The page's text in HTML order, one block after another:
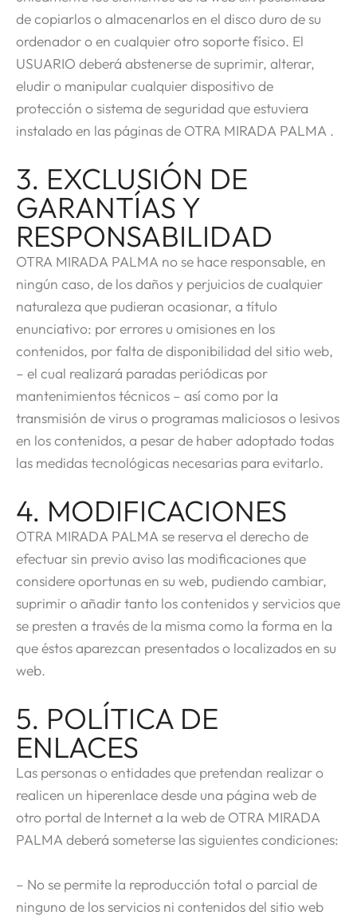
de copiarlos o almacenarlos en el disco duro de su
ordenador o en cualquier otro soporte físico. El
USUARIO deberá abstenerse de suprimir, alterar,
eludir o manipular cualquier dispositivo de
protección o sistema de seguridad que estuviera
instalado en las páginas de OTRA MIRADA PALMA .
3. EXCLUSIÓN DE
GARANTÍAS Y
RESPONSABILIDAD
OTRA MIRADA PALMA no se hace responsable, en
ningún caso, de los daños y perjuicios de cualquier
naturaleza que pudieran ocasionar, a título
enunciativo: por errores u omisiones en los
contenidos, por falta de disponibilidad del sitio web,
– el cual realizará paradas periódicas por
mantenimientos técnicos – así como por la
transmisión de virus o programas maliciosos o lesivos
en los contenidos, a pesar de haber adoptado todas
las medidas tecnológicas necesarias para evitarlo.
4. MODIFICACIONES
OTRA MIRADA PALMA se reserva el derecho de
efectuar sin previo aviso las modificaciones que
considere oportunas en su web, pudiendo cambiar,
suprimir o añadir tanto los contenidos y servicios que
se presten a través de la misma como la forma en la
que éstos aparezcan presentados o localizados en su
web.
5. POLÍTICA DE
ENLACES
Las personas o entidades que pretendan realizar o
realicen un hiperenlace desde una página web de
otro portal de Internet a la web de OTRA MIRADA
PALMA deberá someterse las siguientes condiciones:
– No se permite la reproducción total o parcial de
ninguno de los servicios ni contenidos del sitio web